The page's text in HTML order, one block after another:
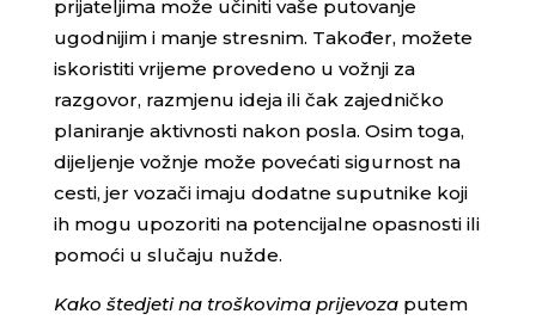
prijateljima može učiniti vaše putovanje
ugodnijim i manje stresnim. Također, možete
iskoristiti vrijeme provedeno u vožnji za
razgovor, razmjenu ideja ili čak zajedničko
planiranje aktivnosti nakon posla. Osim toga,
dijeljenje vožnje može povećati sigurnost na
cesti, jer vozači imaju dodatne suputnike koji
ih mogu upozoriti na potencijalne opasnosti ili
pomoći u slučaju nužde.
Kako štedjeti na troškovima prijevozaputem